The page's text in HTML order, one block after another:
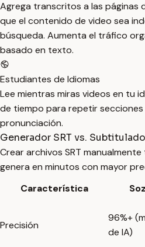
Agrega transcritos a las páginas
que el contenido de video sea
búsqueda. Aumenta el tráfico
basado en texto.
Estudiantes de Idiomas
Lee mientras miras videos en tu
de tiempo para repetir
pronunciación.
Generador SRT vs.
Crear archivos SRT
genera en minutos con mayor
Característica
Precisión
96%+
de IA)